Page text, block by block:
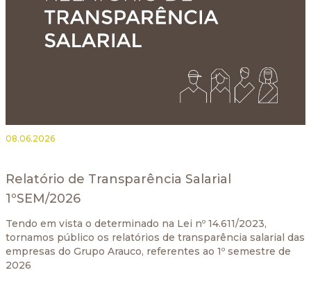
08.06.2026
Relatório de Transparência Salarial
1ºSEM/2026
Tendo em vista o determinado na Lei nº 14.611/2023,
tornamos público os relatórios de transparência salarial das
empresas do Grupo Arauco, referentes ao 1º semestre de
2026